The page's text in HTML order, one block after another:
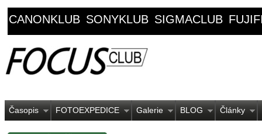
CANONKLUB SONYKLUB SIGMACLUB
Časopis FOTOEXPEDICE Galerie BLOG Články